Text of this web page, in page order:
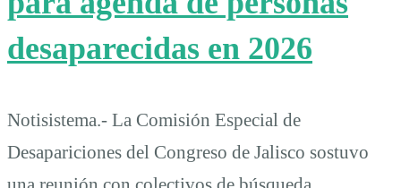
desaparecidas en 2026
Notisistema.- La Comisión Especial de
Desapariciones del Congreso de Jalisco sostuvo